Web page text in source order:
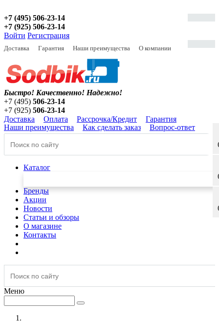
+7 (495) 506-23-14
+7 (925) 506-23-14
Войти Регистрация
Доставка Гарантия Наши преимущества О компании
Быстро! Качественно! Надежно!
+7 (495) 506-23-14
+7 (925) 506-23-14
Доставка
Оплата Рассрочка/Кредит
Гарантия
Наши преимущества
Как сделать заказ Вопрос-ответ
Каталог
Бренды
Акции
Новости
Статьи и обзоры
О магазине
Контакты
Меню